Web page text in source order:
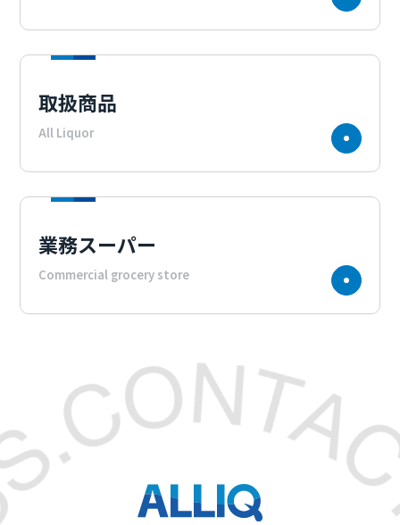
取扱商品
All Liquor
業務スーパー
Commercial grocery store